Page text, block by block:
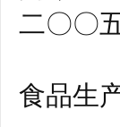
二〇〇
食品生